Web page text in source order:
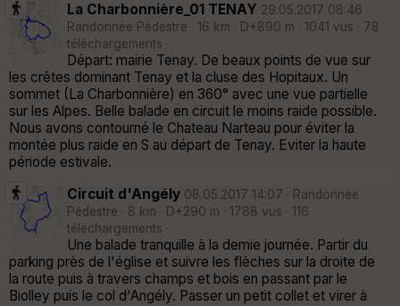
La Charbonnière_01 TENAY 29.05.2017 08:46 ·
Randonnée Pédestre · 16 km · D+890 m · 1041 vus · 78
téléchargements ·
Départ: mairie Tenay. De beaux points de vue sur
les crêtes dominant Tenay et la cluse des Hopitaux. Un
sommet (La Charbonnière) en 360° avec une vue partielle
sur les Alpes. Belle balade en circuit le moins raide possible.
Nous avons contourné le Chateau Narteau pour éviter la
montée plus raide en S au départ de Tenay. Eviter la haute
période estivale.
Circuit d'Angély 08.05.2017 14:07 · Randonnée
Pédestre · 8 km · D+290 m · 1788 vus · 116
téléchargements ·
Une balade tranquille à la demie journée. Partir du
parking près de l'église et suivre les flèches sur la droite de
la route puis à travers champs et bois en passant par le
Biolley puis le col d'Angély. Passer un petit collet et virer à